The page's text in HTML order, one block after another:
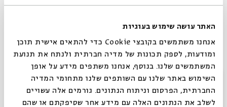
האתר עושה שימוש בעוגיות
אנחנו משתמשים בקובצי Cookie כדי להתאים אישית תוכן
ומודעות, לספק תכונות של מדיה חברתית ולנתח את תנועת
המשתמשים שלנו. בנוסף, אנחנו משתפים מידע על אופן
השימוש באתר שלנו עם השותפים שלנו מתחומי המדיה
החברתית, הפרסום וניתוח הנתונים. גורמים אלה עשויים
לשלב את הנתונים האלה עם מידע אחר שסיפקתם או שהם
עם ד"ר רוני שויקה
תקופת הגאונים
הורדת מקורות
שיתוף
תגיות: תלמוד וספרות חז"ל היסטוריה יהודית רוני שויקה
ספרות הגאונים
סגור